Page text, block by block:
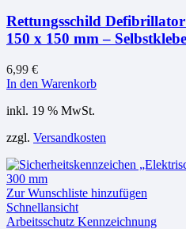
Rettungsschild
150 x 150 mm –
6,99 €
In den Warenkorb
inkl. 19 % MwSt.
zzgl. Versandkosten
Zur Wunschliste hinzufügen
Schnellansicht
Arbeitsschutz Kennzeichnung